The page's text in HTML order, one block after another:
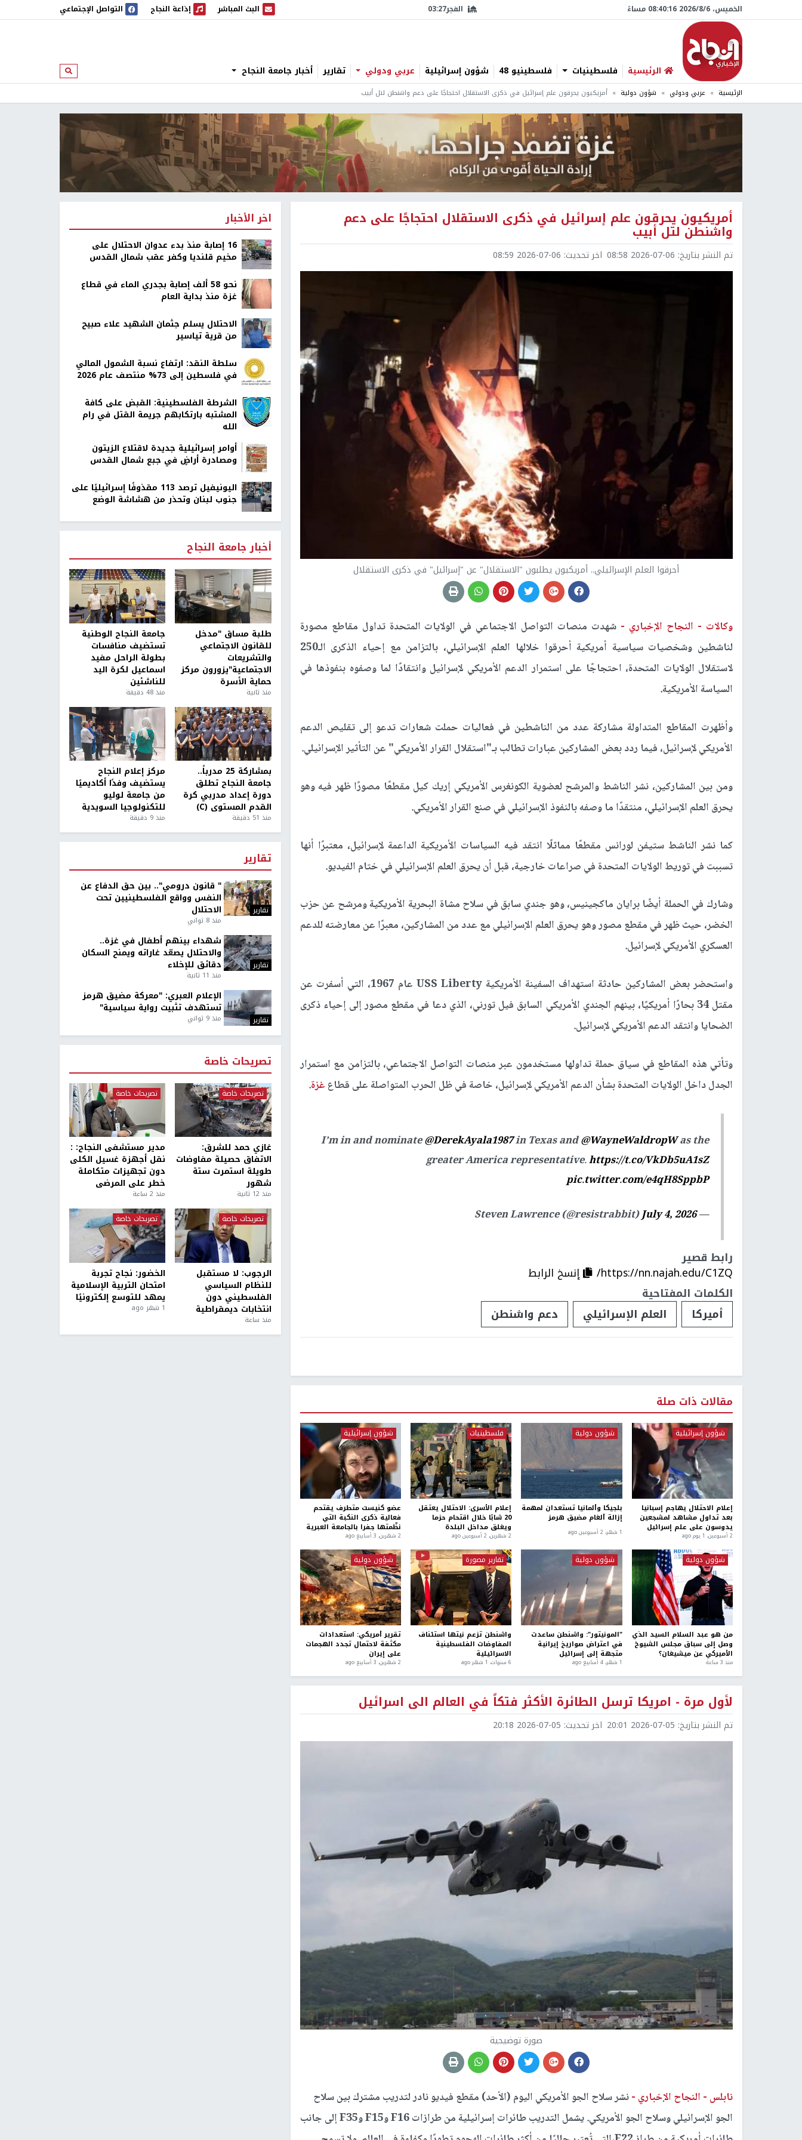
الخميس، 6/‏8/‏2026 08:40:17 مساءً الفجر03:27 البث المباشر
البث المباشر إذاعة النجاح
إذاعة النجاح التواصل الإجتماعي
الرئيسية فلسطينيات فلسطينيو 48 شؤون إسرائيلية عربي ودولي تقارير أخبار جامعة النجاح ابحث
الرئيسية عربي ودولي شؤون دولية أمريكيون يحرقون علم إسرائيل في ذكرى الاستقلال احتجاجًا على دعم واشنطن لتل أبيب
أمريكيون يحرقون علم إسرائيل في ذكرى الاستقلال احتجاجًا على دعم
واشنطن لتل أبيب
تم النشر بتاريخ: 2026-07-06 08:58 اخر تحديث: 2026-07-06 08:59
أحرقوا العلم الإسرائيلي.. أمريكيون يطلبون "الاستقلال" عن "إسرائيل" في ذكرى الاستقلال
وكالات - النجاح الإخباري - شهدت منصات التواصل الاجتماعي في الولايات المتحدة تداول مقاطع مصورة
لناشطين وشخصيات سياسية أمريكية أحرقوا خلالها العلم الإسرائيلي، بالتزامن مع إحياء الذكرى الـ250
لاستقلال الولايات المتحدة، احتجاجًا على استمرار الدعم الأمريكي لإسرائيل وانتقادًا لما وصفوه بنفوذها في
السياسة الأمريكية.
وأظهرت المقاطع المتداولة مشاركة عدد من الناشطين في فعاليات حملت شعارات تدعو إلى تقليص الدعم
الأمريكي لإسرائيل، فيما ردد بعض المشاركين عبارات تطالب بـ"استقلال القرار الأمريكي" عن التأثير الإسرائيلي.
ومن بين المشاركين، نشر الناشط والمرشح لعضوية الكونغرس الأمريكي إريك كيل مقطعًا مصورًا ظهر فيه وهو
يحرق العلم الإسرائيلي، منتقدًا ما وصفه بالنفوذ الإسرائيلي في صنع القرار الأمريكي.
كما نشر الناشط ستيفن لورانس مقطعًا مماثلًا انتقد فيه السياسات الأمريكية الداعمة لإسرائيل، معتبرًا أنها
تسببت في توريط الولايات المتحدة في صراعات خارجية، قبل أن يحرق العلم الإسرائيلي في ختام الفيديو.
وشارك في الحملة أيضًا برايان ماكجينيس، وهو جندي سابق في سلاح مشاة البحرية الأمريكية ومرشح عن حزب
الخضر، حيث ظهر في مقطع مصور وهو يحرق العلم الإسرائيلي مع عدد من المشاركين، معبرًا عن معارضته للدعم
العسكري الأمريكي لإسرائيل.
واستحضر بعض المشاركين حادثة استهداف السفينة الأمريكية USS Liberty عام 1967، التي أسفرت عن
مقتل 34 بحارًا أمريكيًا، بينهم الجندي الأمريكي السابق فيل تورني، الذي دعا في مقطع مصور إلى إحياء ذكرى
الضحايا وانتقد الدعم الأمريكي لإسرائيل.
وتأتي هذه المقاطع في سياق حملة تداولها مستخدمون عبر منصات التواصل الاجتماعي، بالتزامن مع استمرار
الجدل داخل الولايات المتحدة بشأن الدعم الأمريكي لإسرائيل، خاصة في ظل الحرب المتواصلة على قطاع غزة.
I’m in and nominate@DerekAyala1987in Texas and@WayneWaldropWas the
greater America representative.https://t.co/VkDb5uA1sZ
pic.twitter.com/e4qH8SppbP
— Steven Lawrence (@resistrabbit)
July 4, 2026
رابط قصير
https://nn.najah.edu/C1ZQ/
إنسخ الرابط
الكلمات المفتاحية
أميركا
العلم الإسرائيلي دعم واشنطن
مقالات ذات صلة
شؤون إسرائيلية
إعلام الاحتلال يهاجم إسبانيا
بعد تداول مشاهد لمشجعين
يدوسون على علم إسرائيل
2 أسبوعين، 1 يوم ago
شؤون دولية
بلجيكا وألمانيا تستعدان لمهمة
إزالة ألغام مضيق هرمز
1 شهر، 2 أسبوعين ago
فلسطينيات
إعلام الأسرى: الاحتلال يعتقل
20 شابًا خلال اقتحام حزما
ويغلق مداخل البلدة
2 شهرين، 2 أسبوعين ago
شؤون إسرائيلية
عضو كنيست متطرف يقتحم
فعالية ذكرى النكبة التي
نظّمتها جفرا بالجامعة العبرية
2 شهرين، 3 أسابيع ago
شؤون دولية
من هو عبد السلام السيد الذي
وصل إلى سباق مجلس الشيوخ
الأميركي عن ميشيغان؟
منذ 3 ساعة
شؤون دولية
"المونيتور": واشنطن ساعدت
في اعتراض صواريخ إيرانية
متجهة إلى إسرائيل
1 شهر، 4 أسابيع ago
تقارير مصورة
واشنطن تزعم نيتها استئناف
المفاوضات الفلسطينية
الاسرائيلية
6 سنوات، 1 شهر ago
شؤون دولية
تقرير أمريكي: استعدادات
مكثفة لاحتمال تجدد الهجمات
على إيران
2 شهرين، 3 أسابيع ago
لأول مرة - امريكا ترسل الطائرة الأكثر فتكاً في العالم الى اسرائيل
تم النشر بتاريخ: 2026-07-05 20:01 اخر تحديث: 2026-07-05 20:18
صورة توضيحية
نابلس - النجاح الإخباري -نشر سلاح الجو الأمريكي اليوم (الأحد) مقطع فيديو نادر لتدريب مشترك بين سلاح
الجو الإسرائيلي وسلاح الجو الأمريكي. يشمل التدريب طائرات إسرائيلية من طرازات F16 وF15 وF35 إلى جانب
اخر الأخبار
16 إصابة منذ بدء عدوان الاحتلال على
مخيم قلنديا وكفر عقب شمال القدس
نحو 58 ألف إصابة بجدري الماء في قطاع
غزة منذ بداية العام
الاحتلال يسلم جثمان الشهيد علاء صبيح
من قرية تياسير
سلطة النقد: ارتفاع نسبة الشمول المالي
في فلسطين إلى 73% منتصف عام 2026
الشرطة الفلسطينية: القبض على كافة
المشتبه بارتكابهم جريمة القتل في رام
الله
أوامر إسرائيلية جديدة لاقتلاع الزيتون
ومصادرة أراضٍ في جبع شمال القدس
اليونيفيل ترصد 113 مقذوفًا إسرائيليًا على
جنوب لبنان وتحذر من هشاشة الوضع
أخبار جامعة النجاح
طلبة مساق "مدخل
للقانون الاجتماعي
والتشريعات
الاجتماعية"يزورون مركز
حماية الأسرة
منذ ثانية
جامعة النجاح الوطنية
تستضيف منافسات
بطولة الراحل مفيد
اسماعيل لكرة اليد
للناشئين
منذ 48 دقيقة
بمشاركة 25 مدرباً..
جامعة النجاح تطلق
دورة إعداد مدربي كرة
القدم المستوى (C)
منذ 51 دقيقة
مركز إعلام النجاح
يستضيف وفدًا أكاديميًا
من جامعة لوليو
للتكنولوجيا السويدية
منذ 9 دقيقة
تقارير
تقارير
" قانون درومي".. بين حق الدفاع عن
النفس وواقع الفلسطينيين تحت
الاحتلال
منذ 8 ثواني
تقارير
شهداء بينهم أطفال في غزة..
والاحتلال يصعّد غاراته ويمنح السكان
دقائق للإخلاء
منذ 11 ثانية
تقارير
الإعلام العبري: "معركة مضيق هرمز
تستهدف تثبيت رواية سياسية"
منذ 9 ثواني
تصريحات خاصة
تصريحات خاصة
غازي حمد للشرق:
الاتفاق حصيلة مفاوضات
طويلة استمرت ستة
شهور
منذ 12 ثانية
تصريحات خاصة
مدير مستشفى النجاح: :
نقل أجهزة غسيل الكلى
دون تجهيزات متكاملة
خطر على المرضى
منذ 2 ساعة
تصريحات خاصة
الرجوب: لا مستقبل
للنظام السياسي
الفلسطيني دون
انتخابات ديمقراطية
منذ ساعة
تصريحات خاصة
الخضور: نجاح تجربة
امتحان التربية الإسلامية
يمهد للتوسع إلكترونيًا
1 شهر ago